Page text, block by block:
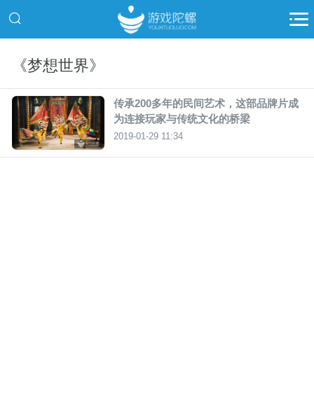
《梦想世界》
传承200多年的民间艺术，这部品牌片成
为连接玩家与传统文化的桥梁
2019-01-29 11:34